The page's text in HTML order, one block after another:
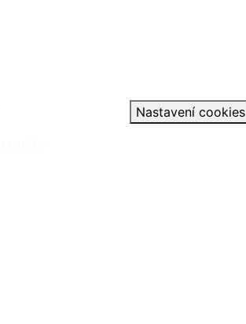
Nastavení cookies